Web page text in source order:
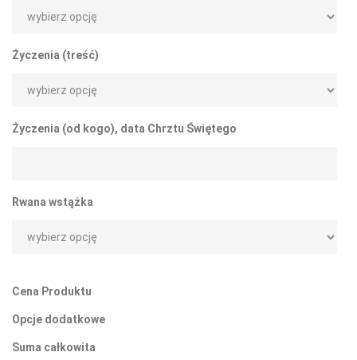
Życzenia (treść)
Życzenia (od kogo), data Chrztu Świętego
Rwana wstążka
Cena Produktu
Opcje dodatkowe
Suma całkowita